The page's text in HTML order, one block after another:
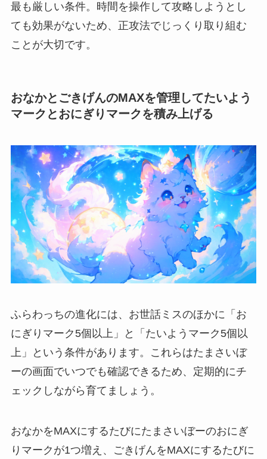
最も厳しい条件。時間を操作して攻略しようとし
ても効果がないため、正攻法でじっくり取り組む
ことが大切です。
おなかとごきげんのMAXを管理してたいよう
マークとおにぎりマークを積み上げる
ふらわっちの進化には、お世話ミスのほかに「お
にぎりマーク5個以上」と「たいようマーク5個以
上」という条件があります。これらはたまさいぼ
ーの画面でいつでも確認できるため、定期的にチ
ェックしながら育てましょう。
おなかをMAXにするたびにたまさいぼーのおにぎ
りマークが1つ増え、ごきげんをMAXにするたびに